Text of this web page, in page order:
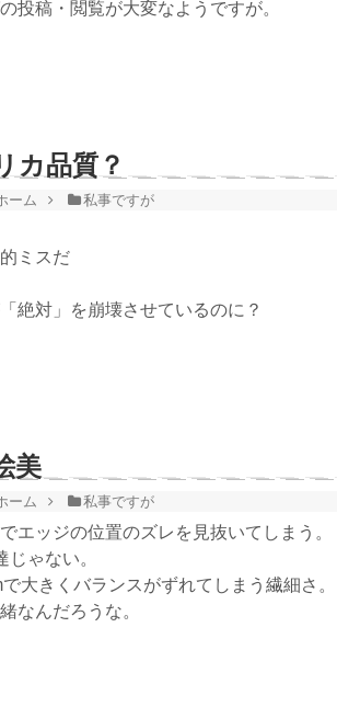
投稿・閲覧が大変なようですが。
カ品質？
ーム 私事ですが
ミスだ
絶対」を崩壊させているのに？
美
ーム 私事ですが
エッジの位置のズレを見抜いてしまう。
じゃない。
大きくバランスがずれてしまう繊細さ。
なんだろうな。